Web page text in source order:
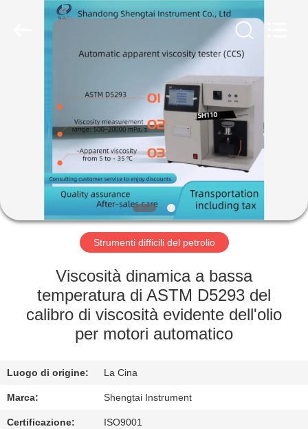
PRODOTTI
CIRCA
GIRO
FABBRICA
CONTROLLO
CONTATTICI
Strumenti difficili del petrolio
Viscosità dinamica a bassa
temperatura di ASTM D5293 del
calibro di viscosità evidente dell'olio
per motori automatico
Luogo di origine: La Cina
Marca: Shengtai Instrument
Certificazione: ISO9001